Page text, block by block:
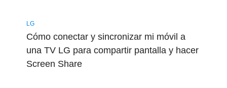
LG
Cómo conectar y sincronizar mi móvil a
una TV LG para compartir pantalla y hacer
Screen Share